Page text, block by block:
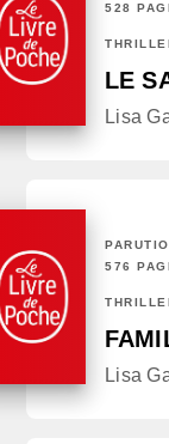
528
LE
Lisa
576
Lisa